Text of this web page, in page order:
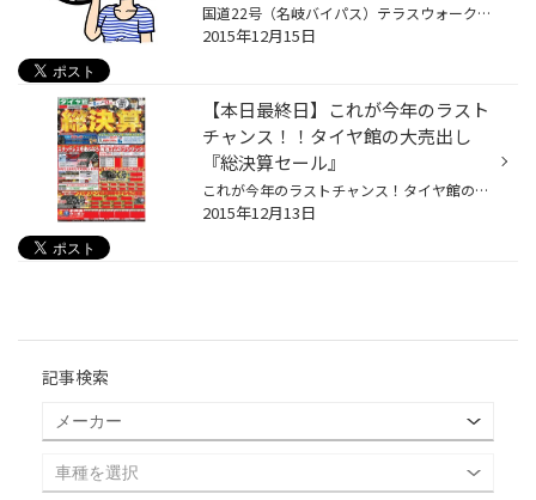
国道22号（名岐バイパス）テラスウォークさん近くのタイヤ館一宮バイパス店です。 皆様のご意見を数多くいただいたお持込みの脱着作業とオイル交換作業を平日限定で前日・当日予約のみですがお電話で受付させていただきます（12/15～1/31限定）。 「待つのは嫌だ」 「せっかくタイヤを積んできたの...
2015年12月15日
【本日最終日】これが今年のラスト
チャンス！！タイヤ館の大売出し
『総決算セール』
これが今年のラストチャンス！タイヤ館の大売出し『総決算セール』開催中！！ 期間は本日１３日までです！ 開催店は一宮バイパス店・江南店・小牧店・稲沢店・高蔵寺店などです！ 今回の目玉は・・・・ ★☆★☆★☆★☆★☆★☆★☆★☆★☆★ ブリヂストンのスタッドレスタイヤがお買い得！ ★☆★☆★☆★☆★☆★☆★☆★☆★☆★ 台数...
2015年12月13日
記事検索